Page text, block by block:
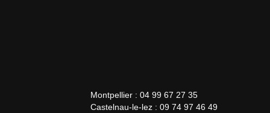
Montpellier : 04 99 67 27 35
Castelnau-le-lez : 09 74 97 46 49